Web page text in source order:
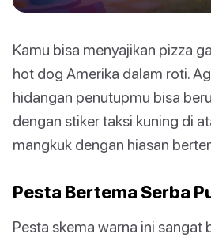
Kamu bisa menyajikan pizza
hot dog Amerika dalam roti.
hidangan penutupmu bisa
dengan stiker taksi kuning di
mangkuk dengan hiasan
Pesta Bertema Serba
Pesta skema warna ini sangat